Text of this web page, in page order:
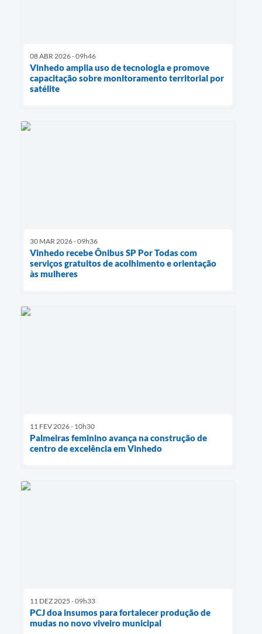
08 ABR 2026 - 09h46
Vinhedo amplia uso de tecnologia e promove
capacitação sobre monitoramento territorial por
satélite
30 MAR 2026 - 09h36
Vinhedo recebe Ônibus SP Por Todas com
serviços gratuitos de acolhimento e orientação
às mulheres
11 FEV 2026 - 10h30
Palmeiras feminino avança na construção de
centro de excelência em Vinhedo
11 DEZ 2025 - 09h33
PCJ doa insumos para fortalecer produção de
mudas no novo viveiro municipal